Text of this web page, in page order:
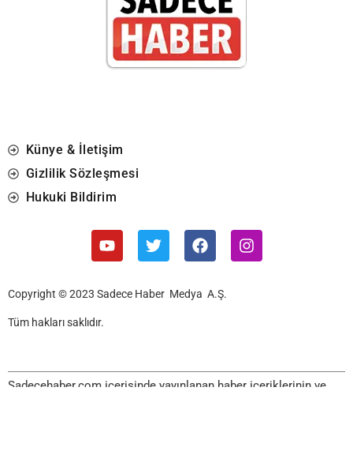
Künye & İletişim
Gizlilik Sözleşmesi
Hukuki Bildirim
Copyright © 2023 Sadece Haber Medya A.Ş.
Tüm hakları saklıdır.
Sadecehaber.com içerisinde yayınlanan haber içeriklerinin ve